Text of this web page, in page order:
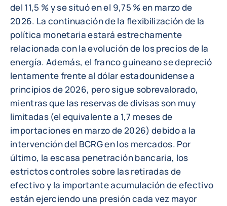
del 11,5 % y se situó en el 9,75 % en marzo de
2026. La continuación de la flexibilización de la
política monetaria estará estrechamente
relacionada con la evolución de los precios de la
energía. Además, el franco guineano se depreció
lentamente frente al dólar estadounidense a
principios de 2026, pero sigue sobrevalorado,
mientras que las reservas de divisas son muy
limitadas (el equivalente a 1,7 meses de
importaciones en marzo de 2026) debido a la
intervención del BCRG en los mercados. Por
último, la escasa penetración bancaria, los
estrictos controles sobre las retiradas de
efectivo y la importante acumulación de efectivo
están ejerciendo una presión cada vez mayor